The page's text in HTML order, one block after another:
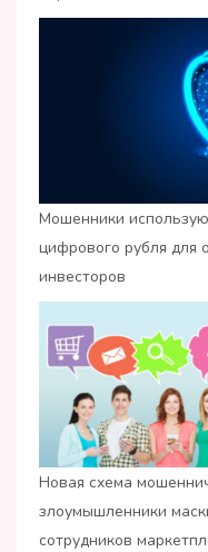
Мошенники
цифрового рубля для
инвесторов
Новая схема
злоумышленники
сотрудников